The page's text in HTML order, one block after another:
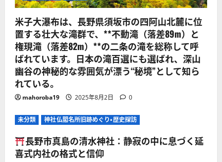
米子大瀑布は、長野県須坂市の四阿山北麓に位
置する壮大な滝群で、**不動滝（落差89m）と
権現滝（落差82m）**の二条の滝を総称して呼
ばれています。日本の滝百選にも選ばれ、深山
幽谷の神秘的な雰囲気が漂う“秘境”として知ら
れている。
mahoroba19 2025年8月2日 0
未分類 神社仏閣名所旧跡めぐり・歴史探訪
長野市真島の清水神社：静寂の中に息づく延
喜式内社の格式と信仰